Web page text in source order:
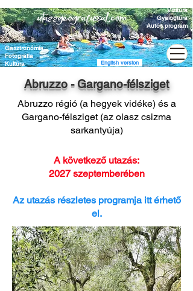
Gasztronómia
Fotográfia
Kultúra
English version
Vízitúra
Gyalogtúra
Autós program
Abruzzo - Gargano-félsziget
Abruzzo régió (a hegyek vidéke) és a
Gargano-félsziget (az olasz csizma
sarkantyúja)
A következő utazás:
2027 szeptemberében
Az utazás részletes programja itt érhető
el.